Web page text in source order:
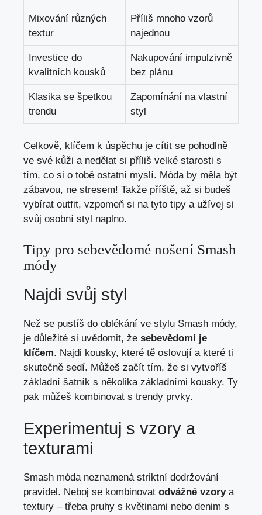
Mixování různých
textur
Příliš mnoho vzorů
najednou
Investice do
kvalitních kousků
Nakupování impulzivně
bez plánu
Klasika se špetkou
trendu
Zapomínání na vlastní
styl
Celkově, klíčem k úspěchu je cítit se pohodlně
ve své kůži a nedělat si příliš velké starosti s
tím, co si o tobě ostatní myslí. Móda by měla být
zábavou, ne stresem! Takže příště, až si budeš
vybírat outfit, vzpomeň si na tyto tipy a užívej si
svůj osobní styl naplno.
Tipy pro sebevědomé nošení Smash
módy
Najdi svůj styl
Než se pustíš do oblékání ve stylu Smash módy,
je důležité si uvědomit, že sebevědomí je
klíčem. Najdi kousky, které tě oslovují a které ti
skutečně sedí. Můžeš začít tím, že si vytvoříš
základní šatník s několika základními kousky. Ty
pak můžeš kombinovat s trendy prvky.
Experimentuj s vzory a
texturami
Smash móda neznamená striktní dodržování
pravidel. Neboj se kombinovat odvážné vzorya
textury – třeba pruhy s květinami nebo denim s